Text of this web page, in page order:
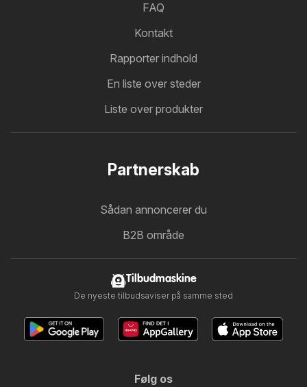
FAQ
Kontakt
Rapporter indhold
En liste over steder
Liste over produkter
Partnerskab
Sådan annoncerer du
B2B område
Tilbudmaskine
De nyeste tilbudsaviser på samme sted
Følg os